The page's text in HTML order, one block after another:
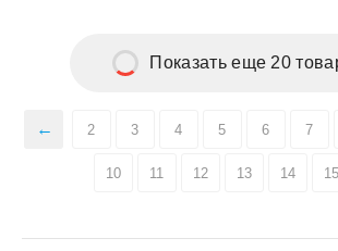
Показать еще 20
2 3 4 5 6 7
10 11 12 13 14 15